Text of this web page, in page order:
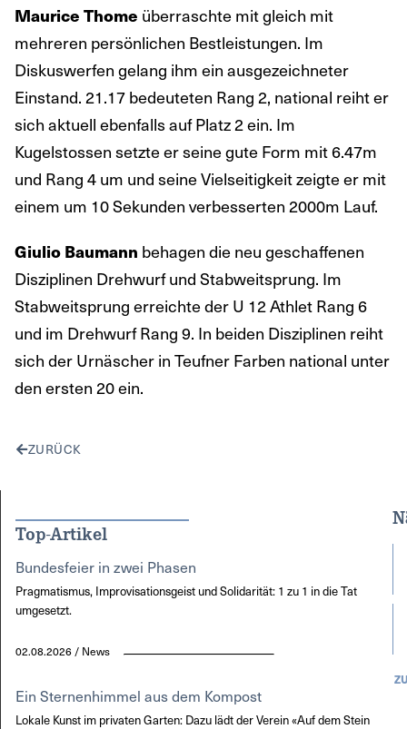
Maurice Thome überraschte mit gleich mit
mehreren persönlichen Bestleistungen. Im
Diskuswerfen gelang ihm ein ausgezeichneter
Einstand. 21.17 bedeuteten Rang 2, national reiht er
sich aktuell ebenfalls auf Platz 2 ein. Im
Kugelstossen setzte er seine gute Form mit 6.47m
und Rang 4 um und seine Vielseitigkeit zeigte er mit
einem um 10 Sekunden verbesserten 2000m Lauf.
Giulio Baumann behagen die neu geschaffenen
Disziplinen Drehwurf und Stabweitsprung. Im
Stabweitsprung erreichte der U 12 Athlet Rang 6
und im Drehwurf Rang 9. In beiden Disziplinen reiht
sich der Urnäscher in Teufner Farben national unter
den ersten 20 ein.
ZURÜCK
Top-Artikel
Bundesfeier in zwei Phasen
Pragmatismus, Improvisationsgeist und Solidarität: 1 zu 1 in die Tat
umgesetzt.
02.08.2026 / News
Ein Sternenhimmel aus dem Kompost
Lokale Kunst im privaten Garten: Dazu lädt der Verein «Auf dem Stein